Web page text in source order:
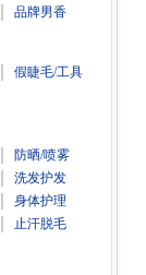
品牌男香
假睫毛/工具
防晒/喷雾
洗发护发
身体护理
止汗脱毛